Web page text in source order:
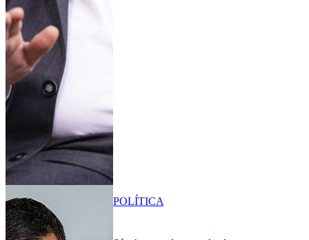
POLÍTICA